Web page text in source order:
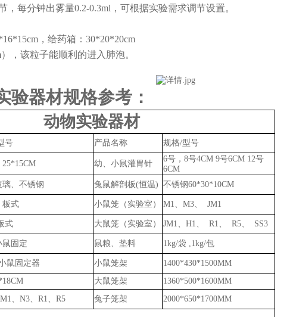
，每分钟出雾量0.2-0.3ml，可根据实验需求调节设置。
，给药箱：30*20*20cm
），该粒子能顺利的进入肺泡。
验器材规格参考：
动物实验器材
号 产品名称 规格/型号
25*15CM 幼、小鼠灌胃针
6号，8号4CM 9号6CM 12号
6CM
璃、不锈钢 兔鼠解剖板(恒温) 不锈钢60*30*10CM
板式 小鼠笼（实验室） M1、M3、 JM1
式 大鼠笼（实验室） JM1、H1、 R1、 R5、 SS3
鼠固定 鼠粮、垫料 1kg/袋 ,1kg/包
鼠固定器 小鼠笼架
1400*430*1500MM
大鼠笼架
1360*500*1600MM
、N3、R1、R5 兔子笼架 2000*650*1700MM